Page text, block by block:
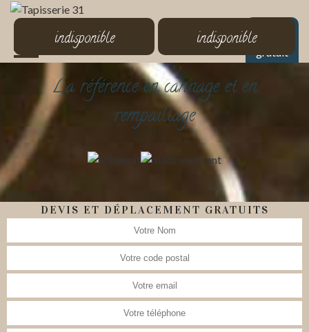
Devis
gratuit
indisponible indisponible
La référence en cannage et en
rempaillage
DEVIS ET DÉPLACEMENT GRATUITS